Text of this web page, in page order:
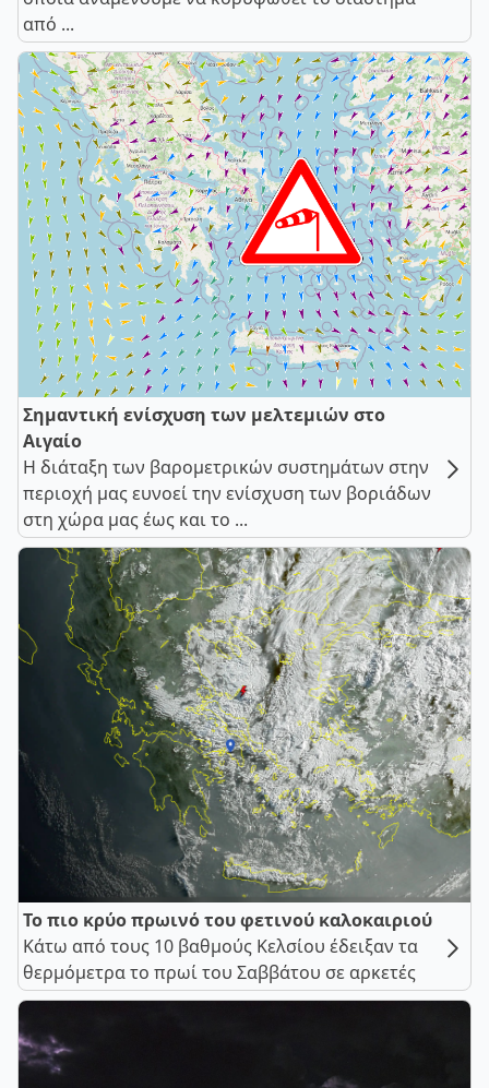
από ...
Σημαντική ενίσχυση των μελτεμιών στο
Αιγαίο
Η διάταξη των βαρομετρικών συστημάτων στην
περιοχή μας ευνοεί την ενίσχυση των βοριάδων
στη χώρα μας έως και το ...
Το πιο κρύο πρωινό του φετινού καλοκαιριού
Κάτω από τους 10 βαθμούς Κελσίου έδειξαν τα
θερμόμετρα το πρωί του Σαββάτου σε αρκετές